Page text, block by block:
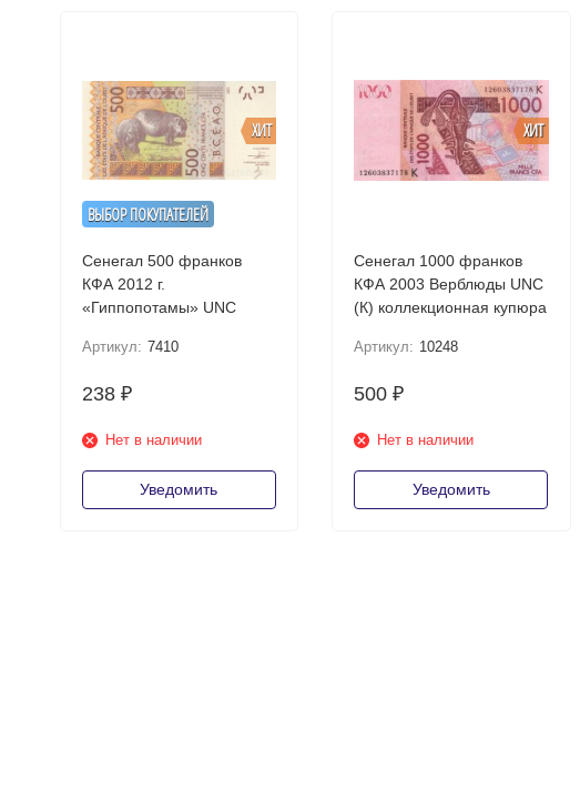
ВЫБОР ПОКУПАТЕЛЕЙ
ХИТ
Сенегал 500 франков
КФА 2012 г.
«Гиппопотамы» UNC
Артикул: 7410
238 ₽
Нет в наличии
Уведомить
ХИТ
Сенегал 1000 франков
КФА 2003 Верблюды UNC
(К) коллекционная купюра
Артикул: 10248
500 ₽
Нет в наличии
Уведомить